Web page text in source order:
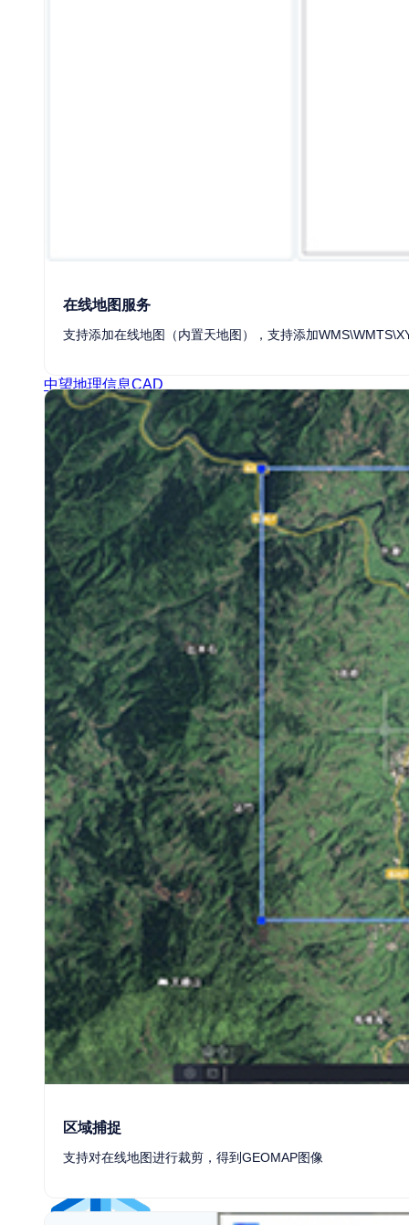
中望地理信息CAD
中望Plant
NEW
中望CAD个人版
中望3D+
设计/仿真/制造/协同一体化
中望3D悟空
HOT
中望机械CAD
中望仿真
中望CAM
在线地图服务
支持添加在线地图（内置天地图），支持添加
区域捕捉
支持对在线地图进行裁剪，得到GEOMAP图像